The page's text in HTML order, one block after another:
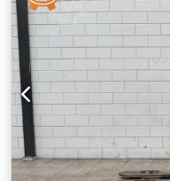
Capacity:Complete
EX * Atex - Pyroban !!!!
Type = 3G ( toegestaan
T3Voorzien van RAVAS